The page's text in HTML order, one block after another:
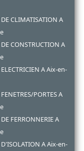
CLIMATISATION A
CONSTRUCTION A
A Aix-en-
PORTES A
FERRONNERIE A
D'ISOLATION A Aix-en-